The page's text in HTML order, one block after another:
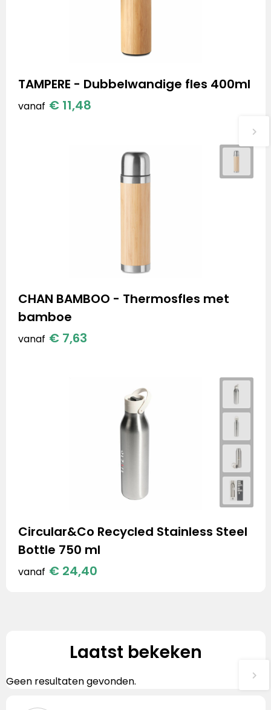
TAMPERE - Dubbelwandige fles 400ml
vanaf € 11,48
CHAN BAMBOO - Thermosfles met
bamboe
vanaf € 7,63
Circular&Co Recycled Stainless Steel
Bottle 750 ml
vanaf € 24,40
Laatst bekeken
Geen resultaten gevonden.